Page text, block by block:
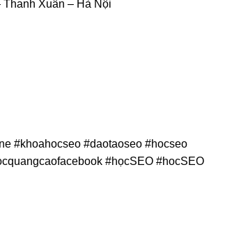
Xuân – Hà Nội
#khoahocseo #daotaoseo #hocseo
#họcSEO #hocSEO